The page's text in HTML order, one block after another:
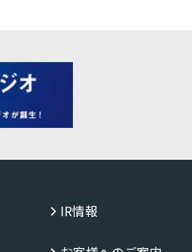
IR情報